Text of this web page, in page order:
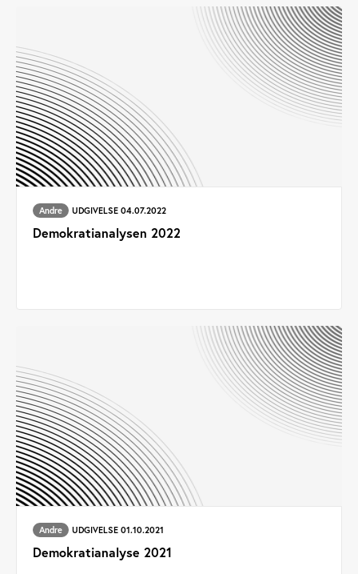
Andre UDGIVELSE 04.07.2022
Demokratianalysen 2022
Andre UDGIVELSE 01.10.2021
Demokratianalyse 2021